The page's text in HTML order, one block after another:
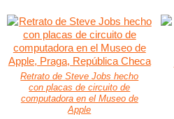
Retrato de Steve Jobs hecho
con placas de circuito de
computadora en el Museo de
Apple